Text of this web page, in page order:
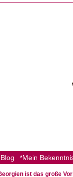
*Mein
ist das große